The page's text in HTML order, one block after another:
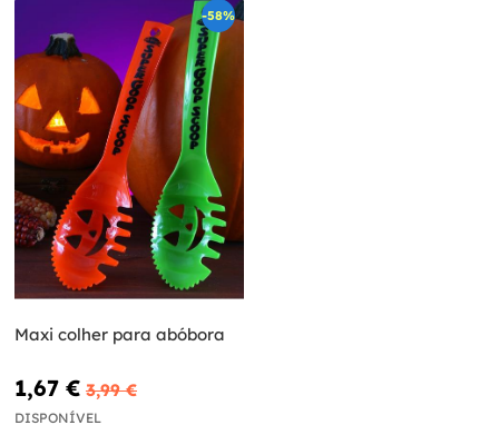
-58%
Maxi colher para abóbora
1,67 € 3,99 €
DISPONÍVEL